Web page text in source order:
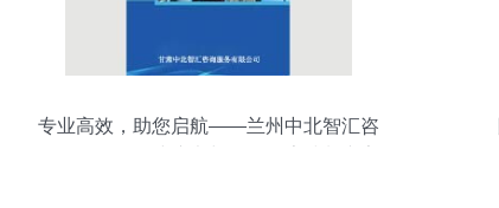
专业高效，助您启航——兰州中北智汇咨